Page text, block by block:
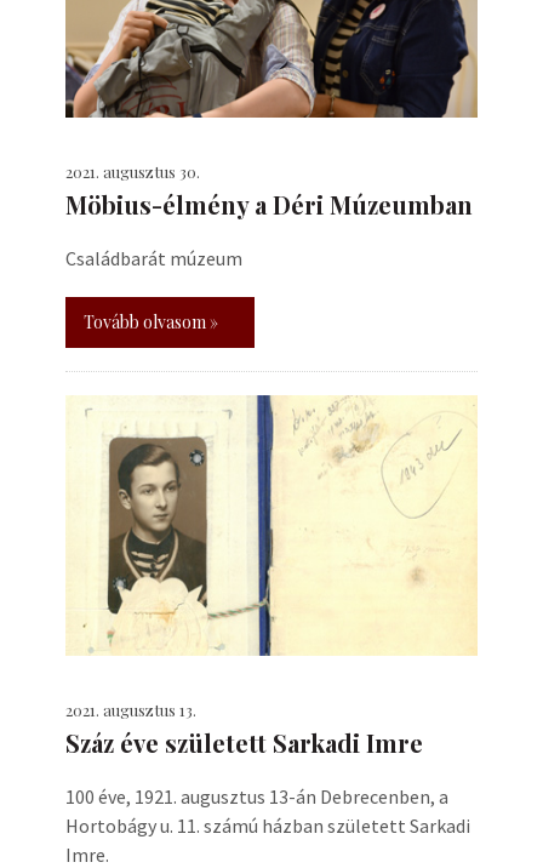
2021. augusztus 30.
Möbius-élmény a Déri Múzeumban
Családbarát múzeum
Tovább olvasom »
2021. augusztus 13.
Száz éve született Sarkadi Imre
100 éve, 1921. augusztus 13-án Debrecenben, a
Hortobágy u. 11. számú házban született Sarkadi
Imre.